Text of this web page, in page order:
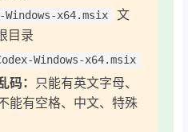
Windows-x64.msix
文
目录
Windows-x64.msix
码： 只能有英文字母、
能有空格、中文、特殊